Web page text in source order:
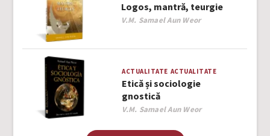
Logos, mantră, teurgie
Author
V.M. Samael Aun Weor
ACTUALITATE ACTUALITATE
Etică și sociologie
gnostică
Author
V.M. Samael Aun Weor